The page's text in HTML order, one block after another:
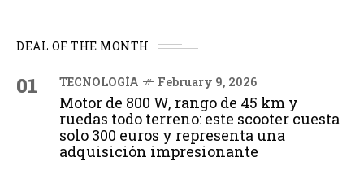
DEAL OF THE MONTH
01 TECNOLOGÍA February 9, 2026
Motor de 800 W, rango de 45 km y
ruedas todo terreno: este scooter cuesta
solo 300 euros y representa una
adquisición impresionante